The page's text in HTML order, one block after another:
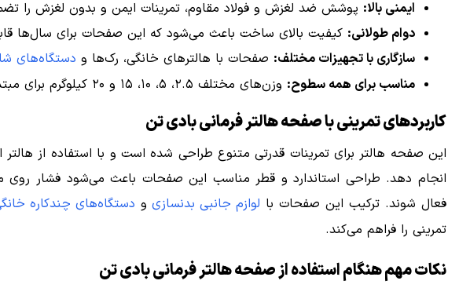
ایمنی بالا: پوشش ضد لغزش و فولاد مقاوم، تمرینات ایمن و بدون لغزش را
دوام طولانی: کیفیت بالای ساخت باعث می‌شود که این صفحات برای سال‌ها
سازگاری با تجهیزات مختلف: صفحات با هالترهای خانگی، رک‌ها و دستگاه‌های
مناسب برای همه سطوح: وزن‌های مختلف ۲.۵، ۵، ۱۰، ۱۵ و ۲۰ کیلوگرم برای مبتدی تا حرفه‌ای مناسب است.
کاربردهای تمرینی با صفحه هالتر فرمانی بادی تن
این صفحه هالتر برای تمرینات قدرتی متنوع طراحی شده است و با استفاده از هالتر
انجام دهد. طراحی استاندارد و قطر مناسب این صفحات باعث می‌شود فشار
فعال شوند. ترکیب این صفحات با لوازم جانبی بدنسازیو دستگاه‌های چندکاره
تمرینی را فراهم می‌کند.
نکات مهم هنگام استفاده از صفحه هالتر فرمانی بادی تن